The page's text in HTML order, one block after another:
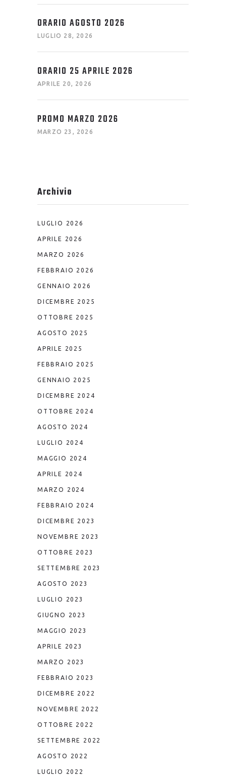
ORARIO AGOSTO 2026
LUGLIO 28, 2026
ORARIO 25 APRILE 2026
APRILE 20, 2026
PROMO MARZO 2026
MARZO 23, 2026
Archivio
LUGLIO 2026
APRILE 2026
MARZO 2026
FEBBRAIO 2026
GENNAIO 2026
DICEMBRE 2025
OTTOBRE 2025
AGOSTO 2025
APRILE 2025
FEBBRAIO 2025
GENNAIO 2025
DICEMBRE 2024
OTTOBRE 2024
AGOSTO 2024
LUGLIO 2024
MAGGIO 2024
APRILE 2024
MARZO 2024
FEBBRAIO 2024
DICEMBRE 2023
NOVEMBRE 2023
OTTOBRE 2023
SETTEMBRE 2023
AGOSTO 2023
LUGLIO 2023
GIUGNO 2023
MAGGIO 2023
APRILE 2023
MARZO 2023
FEBBRAIO 2023
DICEMBRE 2022
NOVEMBRE 2022
OTTOBRE 2022
SETTEMBRE 2022
AGOSTO 2022
LUGLIO 2022